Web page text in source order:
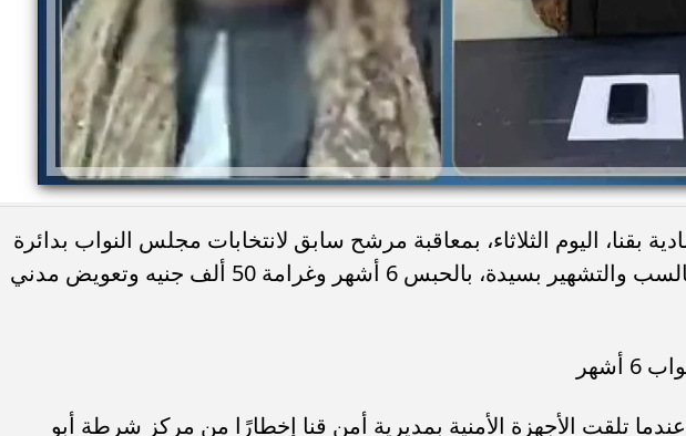
بقنا، اليوم الثلاثاء، بمعاقبة مرشح سابق لانتخابات مجلس النواب بدائرة
نجع حمادي، والمتهم بالسب والتشهير بسيدة، بالحبس 6 أشهر وغرامة 50 ألف جنيه وتعويض مدني
تلقت الأجهزة الأمنية بمديرية أمن قنا إخطارًا من مركز شرطة أبو
رحلت في أثناء أداء رسالتها.. وفاة ممرضة
محافظ القاهرة يعتمد جدول إمتحانات الدور